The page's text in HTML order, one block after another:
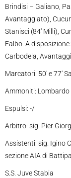
Brindisi – Galiano,
Avantaggiato),
Stanisci (84′ Milli),
Falbo. A
Carbodela,
Marcatori: 50′ e 77′
Ammoniti: Lombardo
Espulsi: -/
Arbitro: sig. Pier
Assistenti: sig. Igino
sezione AIA di
S.S. Juve Stabia